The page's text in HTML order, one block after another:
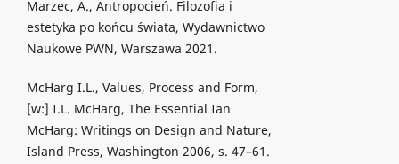
Marzec, A., Antropocień. Filozofia i
estetyka po końcu świata, Wydawnictwo
Naukowe PWN, Warszawa 2021.
McHarg I.L., Values, Process and Form,
[w:] I.L. McHarg, The Essential Ian
McHarg: Writings on Design and Nature,
Island Press, Washington 2006, s. 47–61.